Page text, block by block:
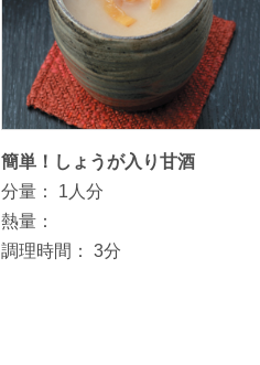
簡単！しょうが入り甘酒
分量：
1人分
熱量：
調理時間：
3分